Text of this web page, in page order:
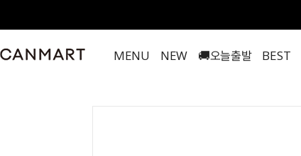
MENU NEW 🚚오늘출발 BEST